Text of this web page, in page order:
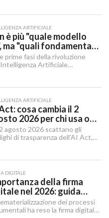
ARTIFICIALE
è più "quale modello
ma "quali fondamenta":
infrastruttura,
prime fasi della rivoluzione
Artificiale
modello dobbiamo usare?".
ARTIFICIALE
cosa cambia il 2
2026 per chi usa o
l'AI
agosto 2026 scattano gli
di trasparenza dell'AI Act,
quelli sui sistemi ad alto
DIGITALE
della firma
nel 2026: guida
per aziende e
dei processi
ha reso la firma digitale